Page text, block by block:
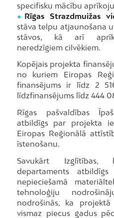
specifisku mācību
● Rīgas Strazdmuižas
stāva telpu atjaunošana
stāvos, kā arī
neredzīgiem cilvēkiem.
Kopējais projekta
no kuriem Eiropas
finansējums ir līdz 2
līdzfinansējums līdz 444
Rīgas pašvaldības
atbildīgs par projekta
Eiropas Reģionālā
īstenošanu.
Savukārt
departaments
nepieciešamā
tehnoloģiju
nodrošinās, ka
vismaz piecus gadus